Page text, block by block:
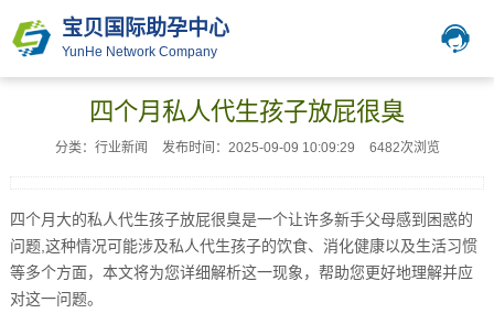
宝贝国际助孕中心
YunHe Network Company
四个月私人代生孩子放屁很臭
分类：行业新闻 发布时间：2025-09-09 10:09:29 6482次浏览
四个月大的私人代生孩子放屁很臭是一个让许多新手父母感到困惑的
问题,这种情况可能涉及私人代生孩子的饮食、消化健康以及生活习惯
等多个方面，本文将为您详细解析这一现象，帮助您更好地理解并应
对这一问题。